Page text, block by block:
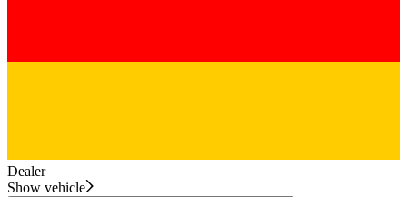
Dealer
Show vehicle